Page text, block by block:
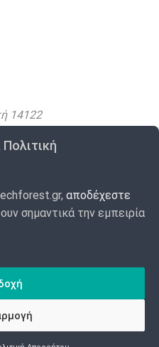
αποδέχεστε
σημαντικά την εμπειρία
14122
μας
Αξιολογήσεις